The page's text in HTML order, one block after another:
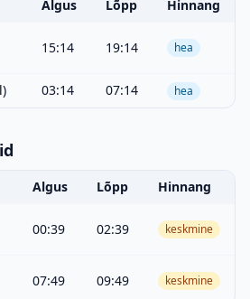
Algus Lõpp
Hinnang
15:14 19:14 hea
03:14 07:14 hea
Algus Lõpp
Hinnang
00:39 02:39 keskmine
07:49 09:49 keskmine